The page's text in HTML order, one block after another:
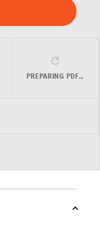
PREPARING PDF…